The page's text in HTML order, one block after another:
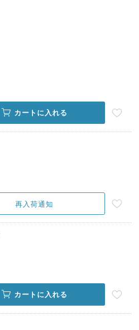
カートに入れる
再入荷通知
カートに入れる